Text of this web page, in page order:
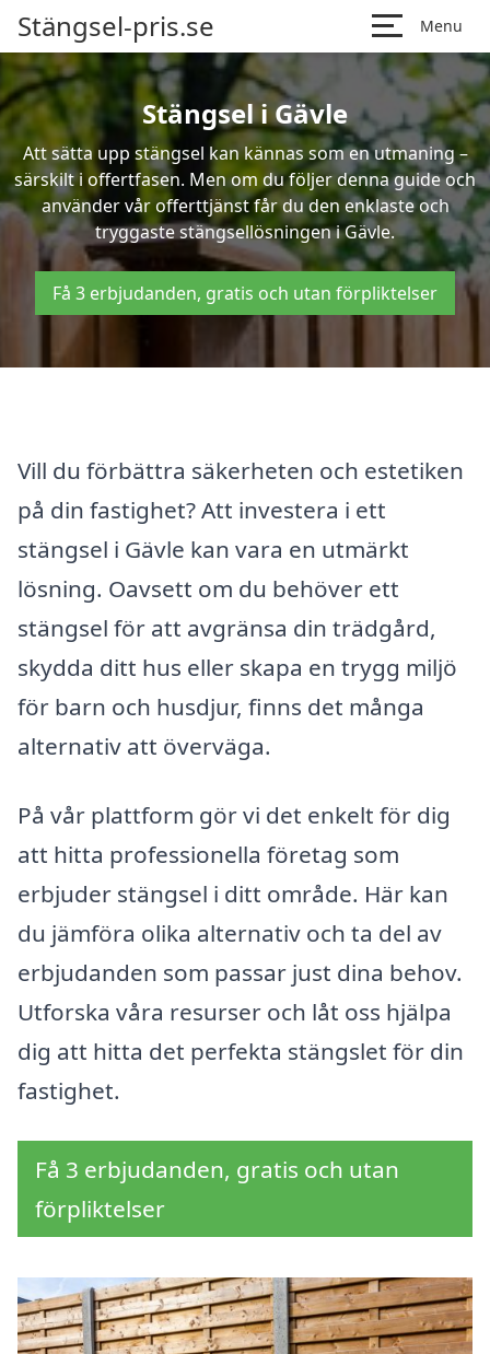
Stängsel-pris.se Menu
Stängsel i Gävle
Att sätta upp stängsel kan kännas som en utmaning –
särskilt i offertfasen. Men om du följer denna guide och
använder vår offerttjänst får du den enklaste och
tryggaste stängsellösningen i Gävle.
Få 3 erbjudanden, gratis och utan förpliktelser
Vill du förbättra säkerheten och estetiken
på din fastighet? Att investera i ett
stängsel i Gävle kan vara en utmärkt
lösning. Oavsett om du behöver ett
stängsel för att avgränsa din trädgård,
skydda ditt hus eller skapa en trygg miljö
för barn och husdjur, finns det många
alternativ att överväga.
På vår plattform gör vi det enkelt för dig
att hitta professionella företag som
erbjuder stängsel i ditt område. Här kan
du jämföra olika alternativ och ta del av
erbjudanden som passar just dina behov.
Utforska våra resurser och låt oss hjälpa
dig att hitta det perfekta stängslet för din
fastighet.
Få 3 erbjudanden, gratis och utan
förpliktelser